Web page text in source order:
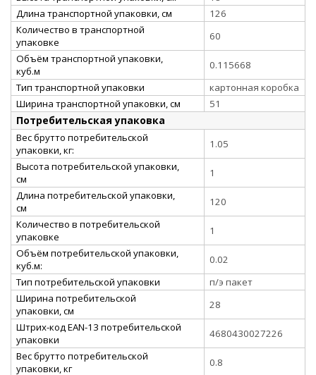
Длина транспортной упаковки, см
126
Количество в транспортной
упаковке
60
Объём транспортной упаковки,
куб.м
0.115668
Тип транспортной упаковки
картонная коробка
Ширина транспортной упаковки, см
51
Потребительская упаковка
Вес брутто потребительской
упаковки, кг:
1.05
Высота потребительской упаковки,
см
1
Длина потребительской упаковки,
см
120
Количество в потребительской
упаковке
1
Объём потребительской упаковки,
куб.м:
0.02
Тип потребительской упаковки
п/э пакет
Ширина потребительской
упаковки, см
28
Штрих-код EAN-13 потребительской
упаковки
4680430027226
Вес брутто потребительской
упаковки, кг
0.8